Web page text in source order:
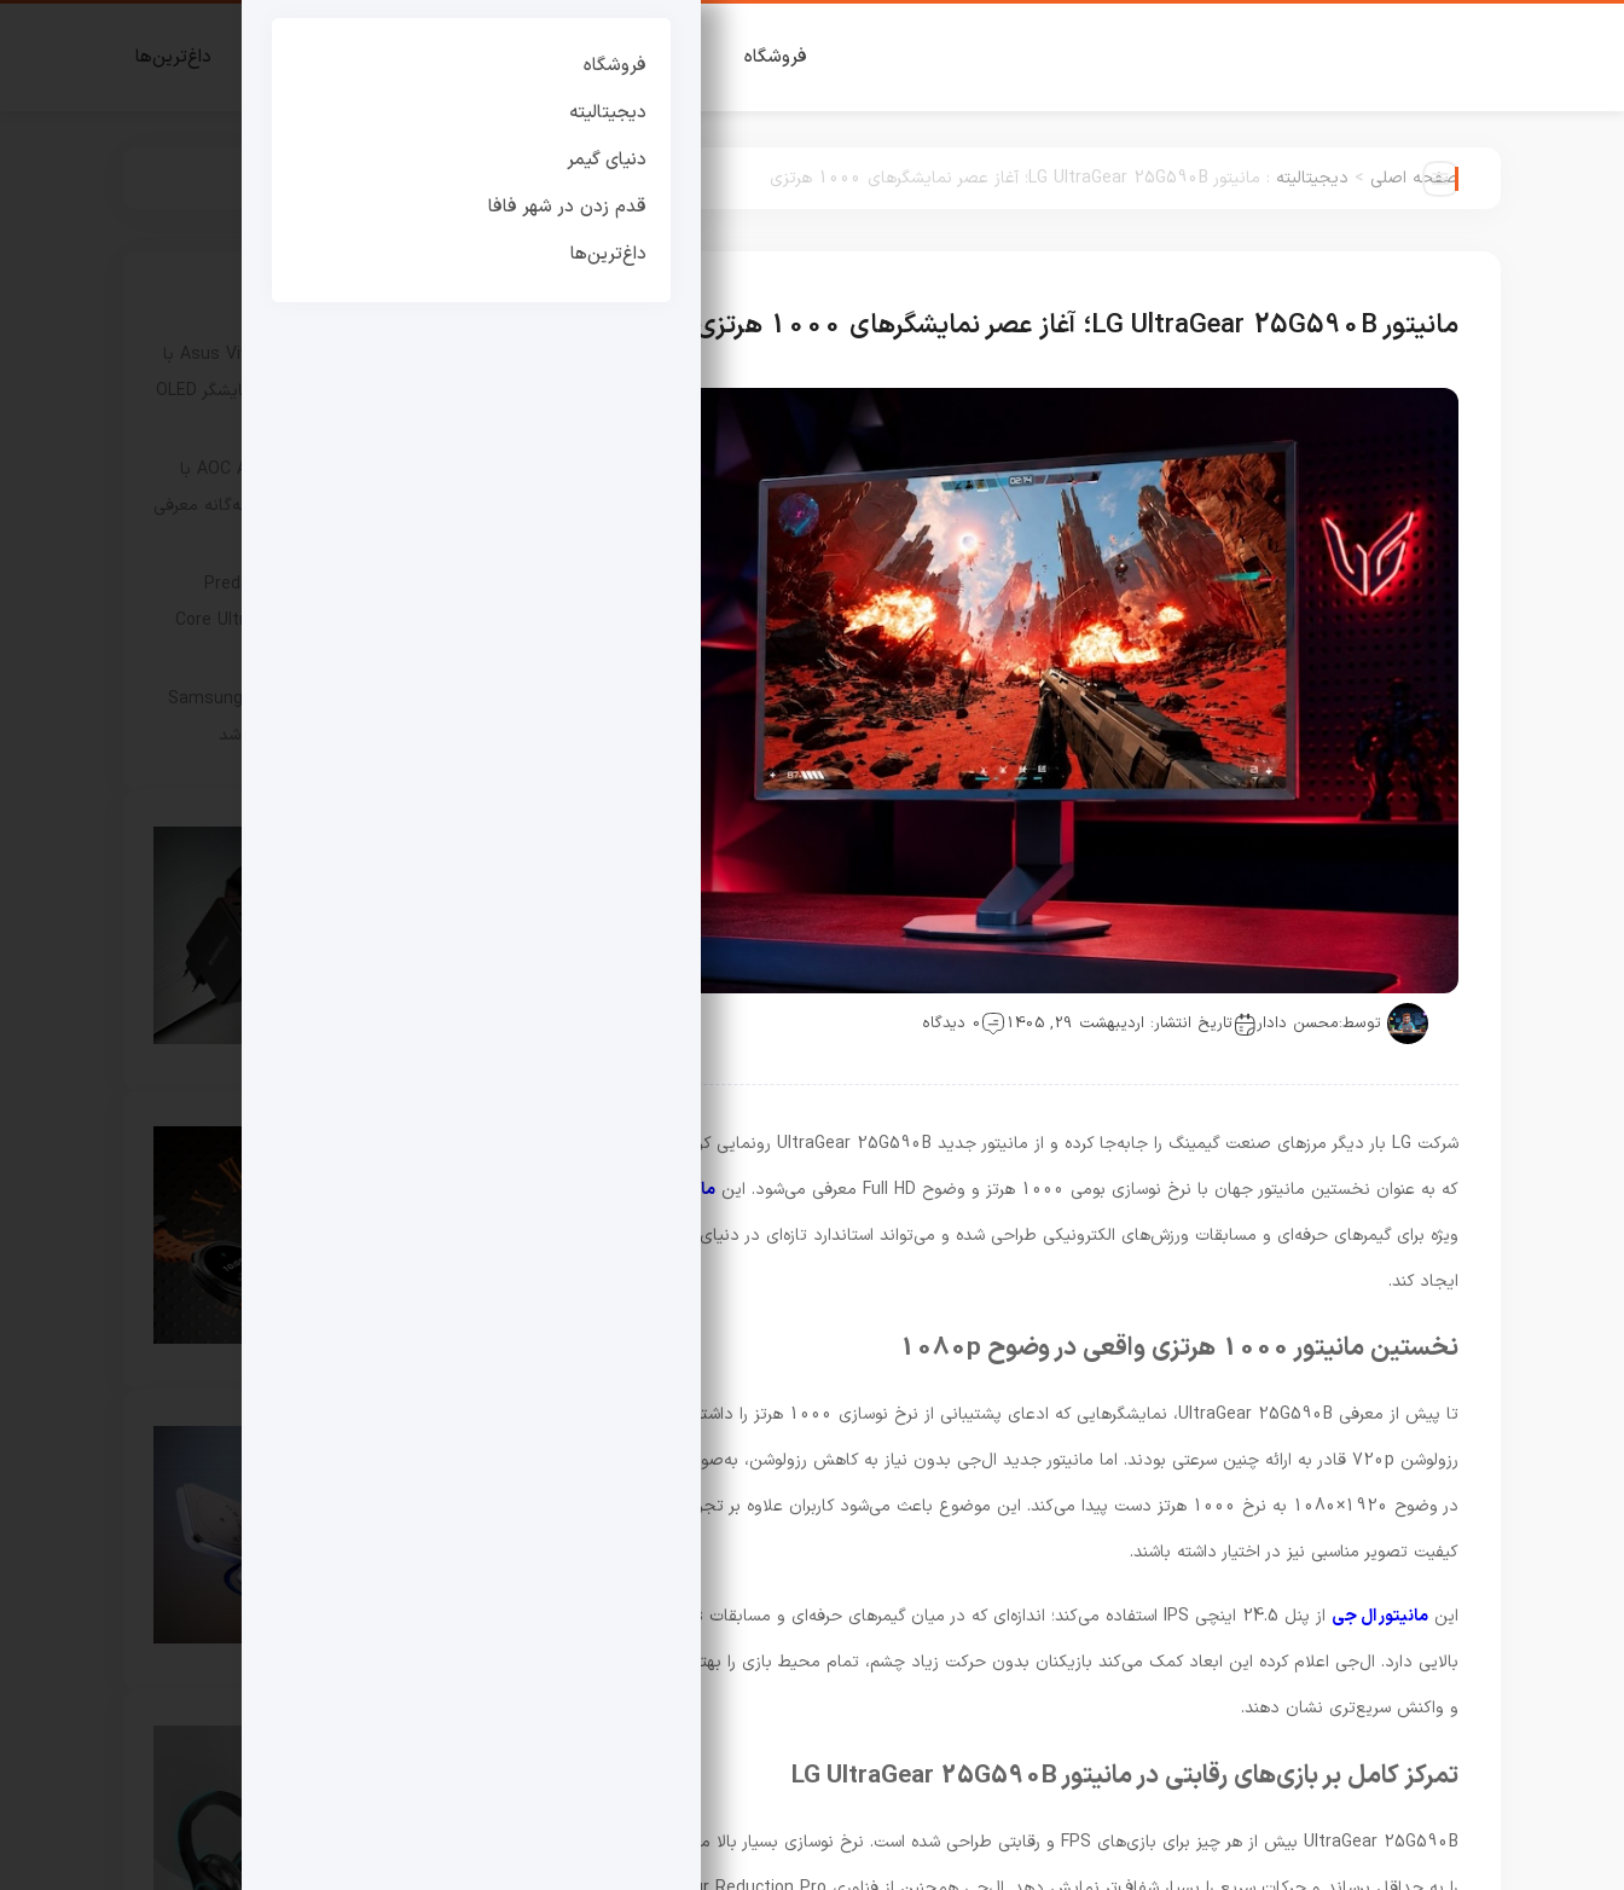
فروشگاه دیجیتالیته داغ‌ترین‌ها
فروشگاه
دیجیتالیته
دنیای گیمر
قدم زدن در شهر فافا
داغ‌ترین‌ها
صفحه اصلی > دیجیتالیته : مانیتور LG UltraGear 25G590B؛ آغاز عصر نمایشگرهای 1000 هرتزی
مانیتور LG UltraGear 25G590B؛ آغاز عصر نمایشگرهای 1000 هرتزی
توسط:محسن دادار تاریخ انتشار: اردیبهشت 29, 1405 0 دیدگاه
شرکت LG بار دیگر مرزهای صنعت گیمینگ را جابه‌جا کرده و از مانیتور جدید UltraGear 25G590B رونمایی کرده است؛ محصولی
که به عنوان نخستین مانیتور جهان با نرخ نوسازی بومی 1000 هرتز و وضوح Full HD معرفی می‌شود. این
مانیتور گیمینگ
ویژه برای گیمرهای حرفه‌ای و مسابقات ورزش‌های الکترونیکی طراحی شده و می‌تواند استاندارد تازه‌ای در دنیای مانیتورهای رقابتی
ایجاد کند.
نخستین مانیتور 1000 هرتزی واقعی در وضوح 1080p
تا پیش از معرفی UltraGear 25G590B، نمایشگرهایی که ادعای پشتیبانی از نرخ نوسازی 1000 هرتز را داشتند، معمولاً تنها در
در وضوح 1920×1080 به نرخ 1000 هرتز دست پیدا می‌کند. این موضوع باعث می‌شود کاربران علاوه بر تجربه فوق‌العاده روان،
کیفیت تصویر مناسبی نیز در اختیار داشته باشند.
این مانیتور ال جی
بالایی دارد. ال‌جی اعلام کرده این ابعاد کمک می‌کند بازیکنان بدون حرکت زیاد چشم، تمام محیط بازی را بهتر زیر نظر داشته باشند
و واکنش سریع‌تری نشان دهند.
تمرکز کامل بر بازی‌های رقابتی در مانیتور LG UltraGear 25G590B
UltraGear 25G590B بیش از هر چیز برای بازی‌های FPS و رقابتی طراحی شده است. نرخ نوسازی بسیار بالا می‌تواند تأخیر تصویر
لپ‌ تاپ Asus Vivobook Pro 16 (2026) با
پردازنده Ryzen AI 9 H 465 و نمایشگر OLED
مانیتور گیمینگ AOC Agon CQ32G4ZA با
نرخ نوسازی تا ۵۰۰ هرتز و حالت سه‌گانه معرفی
ایسر لپ‌ تاپ ۱۶ اینچی جدید Predator
Helios Neo 16 را با پردازنده Core Ultra 9
مانیتور گیمینگ Samsung Odyssey G8 6K